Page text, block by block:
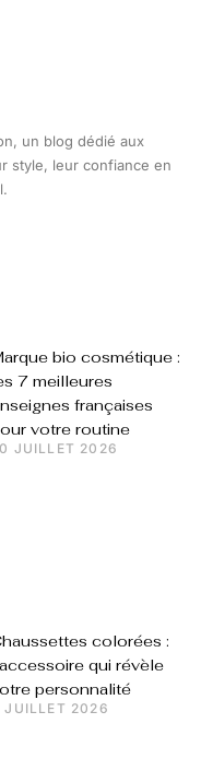
un blog dédié aux
style, leur confiance en
bio cosmétique :
7 meilleures
françaises
votre routine
JUILLET 2026
colorées :
qui révèle
personnalité
JUILLET 2026